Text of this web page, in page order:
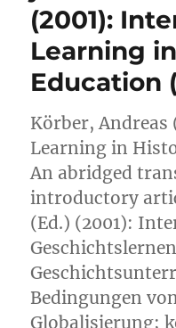
(2001):
Learning
Education
Körber,
Learning in
An abridged
introductory
(Ed.) (2001):
Bedingungen
Globalisierung;